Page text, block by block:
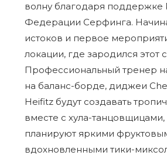
волну благодаря поддержке
Федерации Серфинга.
истоков и первое
локации, где зародился этот
Профессиональный тренер
на баланс-борде, диджеи
Heifitz будут создавать
вместе с хула-танцовщицами,
планируют яркими
вдохновленными тики-